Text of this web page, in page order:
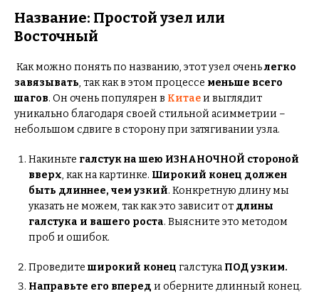
Название: Простой узел или
Восточный
Как можно понять по названию, этот узел оченьлегко
завязывать, так как в этом процессе меньше всего
шагов. Он очень популярен в Китаеи выглядит
уникально благодаря своей стильной асимметрии –
небольшом сдвиге в сторону при затягивании узла.
Накиньте галстук на шею ИЗНАНОЧНОЙ стороной
вверх, как на картинке. Широкий конец должен
быть длиннее, чем узкий. Конкретную длину мы
указать не можем, так как это зависит от длины
галстука и вашего роста. Выясните это методом
проб и ошибок.
Проведите широкий конец галстука ПОД узким.
Направьте его вперед и оберните длинный конец.